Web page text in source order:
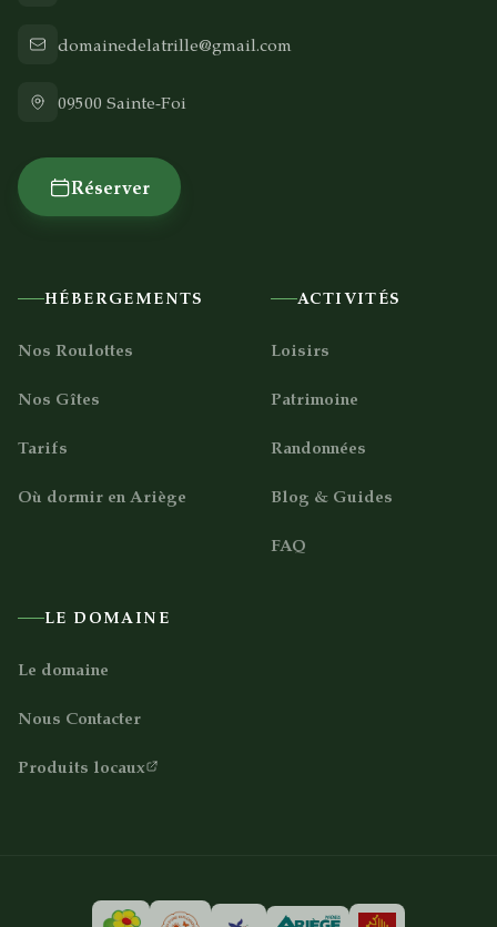
Nous contacter
domainedelatrille@gmail.com
09500 Sainte-Foi
Réserver
HÉBERGEMENTS
Nos Roulottes
Nos Gîtes
Tarifs
Où dormir en Ariège
ACTIVITÉS
Loisirs
Patrimoine
Randonnées
Blog & Guides
FAQ
LE DOMAINE
Le domaine
Nous Contacter
Produits locaux